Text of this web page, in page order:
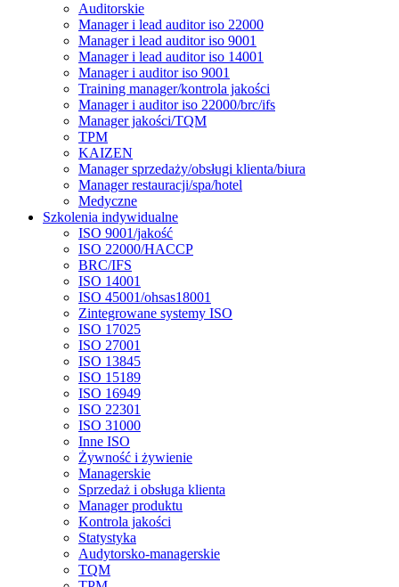
Auditorskie
Manager i lead auditor iso 22000
Manager i lead auditor iso 9001
Manager i lead auditor iso 14001
Manager i auditor iso 9001
Training manager/kontrola jakości
Manager i auditor iso 22000/brc/ifs
Manager jakości/TQM
TPM
KAIZEN
Manager sprzedaży/obsługi klienta/biura
Manager restauracji/spa/hotel
Medyczne
Szkolenia indywidualne
ISO 9001/jakość
ISO 22000/HACCP
BRC/IFS
ISO 14001
ISO 45001/ohsas18001
Zintegrowane systemy ISO
ISO 17025
ISO 27001
ISO 13845
ISO 15189
ISO 16949
ISO 22301
ISO 31000
Inne ISO
Żywność i żywienie
Managerskie
Sprzedaż i obsługa klienta
Manager produktu
Kontrola jakości
Statystyka
Audytorsko-managerskie
TQM